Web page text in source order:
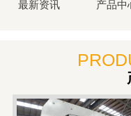
最新资讯 产品中